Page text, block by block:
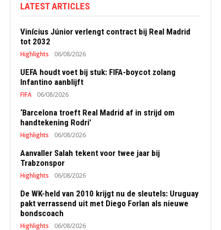
LATEST ARTICLES
Vinícius Júnior verlengt contract bij Real Madrid
tot 2032
Highlights 06/08/2026
UEFA houdt voet bij stuk: FIFA-boycot zolang
Infantino aanblijft
FIFA 06/08/2026
‘Barcelona troeft Real Madrid af in strijd om
handtekening Rodri’
Highlights 06/08/2026
Aanvaller Salah tekent voor twee jaar bij
Trabzonspor
Highlights 06/08/2026
De WK-held van 2010 krijgt nu de sleutels: Uruguay
pakt verrassend uit met Diego Forlan als nieuwe
bondscoach
Highlights 06/08/2026